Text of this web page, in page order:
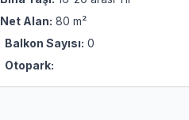
Net Alan: 80 m²
Balkon Sayısı: 0
Otopark: